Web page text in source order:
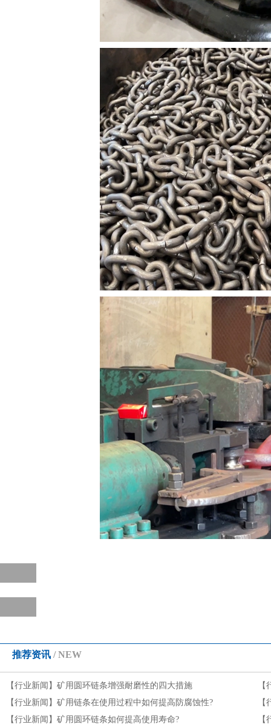
推荐资讯 / NEW
【行业新闻】 矿用圆环链条增强耐磨性的四大措施
【行业新闻】 矿用链条在使用过程中如何提高防腐蚀性?
【行业新闻】 矿用圆环链条如何提高使用寿命?